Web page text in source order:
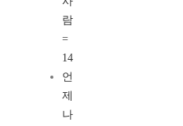
람
=
14
언
제
나